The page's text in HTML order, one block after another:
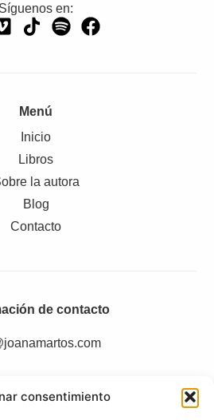
consentimiento
Síguenos en:
Menú
Inicio
Libros
la autora
Blog
Contacto
de contacto